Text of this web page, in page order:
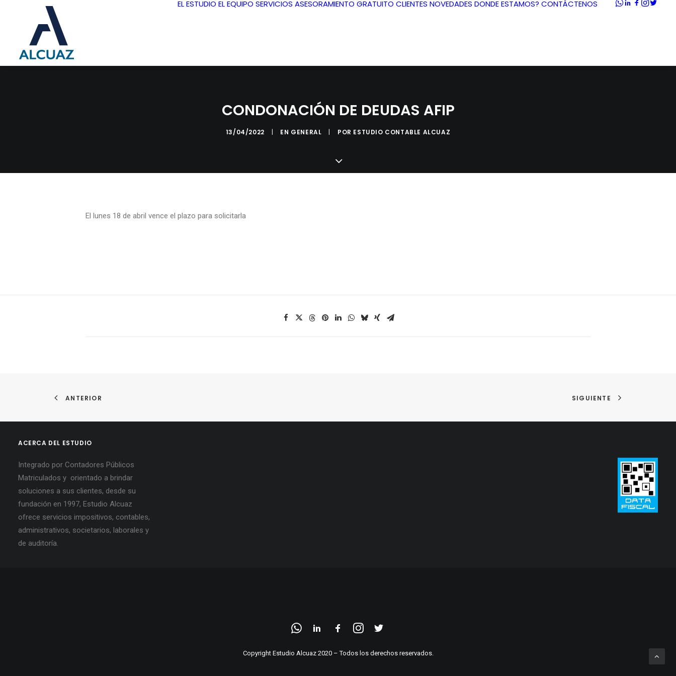
EL ESTUDIO EL EQUIPO SERVICIOS ASESORAMIENTO GRATUITO CLIENTES NOVEDADES DONDE ESTAMOS? CONTÁCTENOS
CONDONACIÓN DE DEUDAS AFIP
13/04/2022 | EN GENERAL | POR ESTUDIO CONTABLE ALCUAZ
El lunes 18 de abril vence el plazo para solicitarla
ANTERIOR SIGUIENTE
ACERCA DEL ESTUDIO
Integrado por Contadores Públicos
Matriculados y orientado a brindar
soluciones a sus clientes, desde su
fundación en 1997, Estudio Alcuaz
ofrece servicios impositivos, contables,
administrativos, societarios, laborales y
de auditoría.
Copyright Estudio Alcuaz 2020 – Todos los derechos reservados.